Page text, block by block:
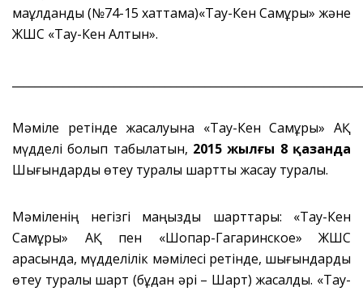
мақұлданды (№74-15 хаттама)«Тау-Кен Самұрық» және
ЖШС «Тау-Кен Алтын».
Мәміле ретінде жасалуына «Тау-Кен Самұрық» АҚ
мүдделі болып табылатын, 2015 жылғы 8 қазанда
Шығындарды өтеу туралы шартты жасау туралы.
Мәміленің негізгі маңызды шарттары: «Тау-Кен
Самұрық» АҚ пен «Шоқпар-Гагаринское» ЖШС
арасында, мүдделілік мәмілесі ретінде, шығындарды
өтеу туралы шарт (бұдан әрі – Шарт) жасалды. «Тау-